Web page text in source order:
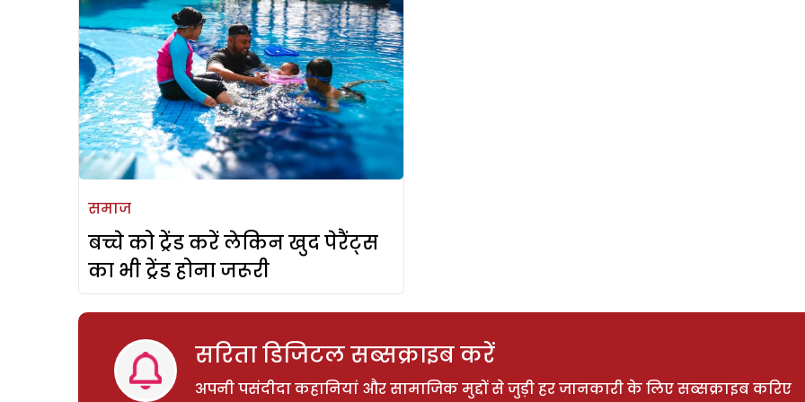
समाज
बच्चे को ट्रेंड करें लेकिन खुद पेरैंट्स
का भी ट्रेंड होना जरूरी
सरिता डिजिटल सब्सक्राइब करें
अपनी पसंदीदा कहानियां और सामाजिक मुद्दों से जुड़ी हर जानकारी के लिए सब्सक्राइब करिए